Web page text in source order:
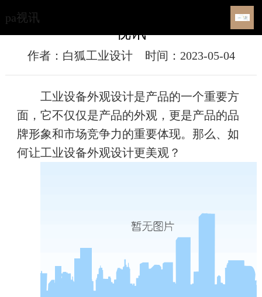
pa视讯
如何让工业设备外观设计更美观？-pa
视讯
作者：白狐工业设计 时间：2023-05-04
工业设备外观设计是产品的一个重要方
面，它不仅仅是产品的外观，更是产品的品
牌形象和市场竞争力的重要体现。那么、如
何让工业设备外观设计更美观？